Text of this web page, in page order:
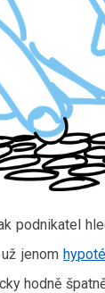
podnikatel
už jenom
hodně